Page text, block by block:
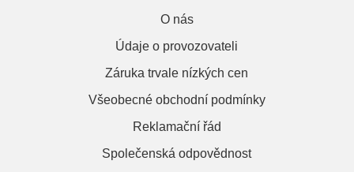
O nás
Údaje o provozovateli
Záruka trvale nízkých cen
Všeobecné obchodní podmínky
Reklamační řád
Společenská odpovědnost